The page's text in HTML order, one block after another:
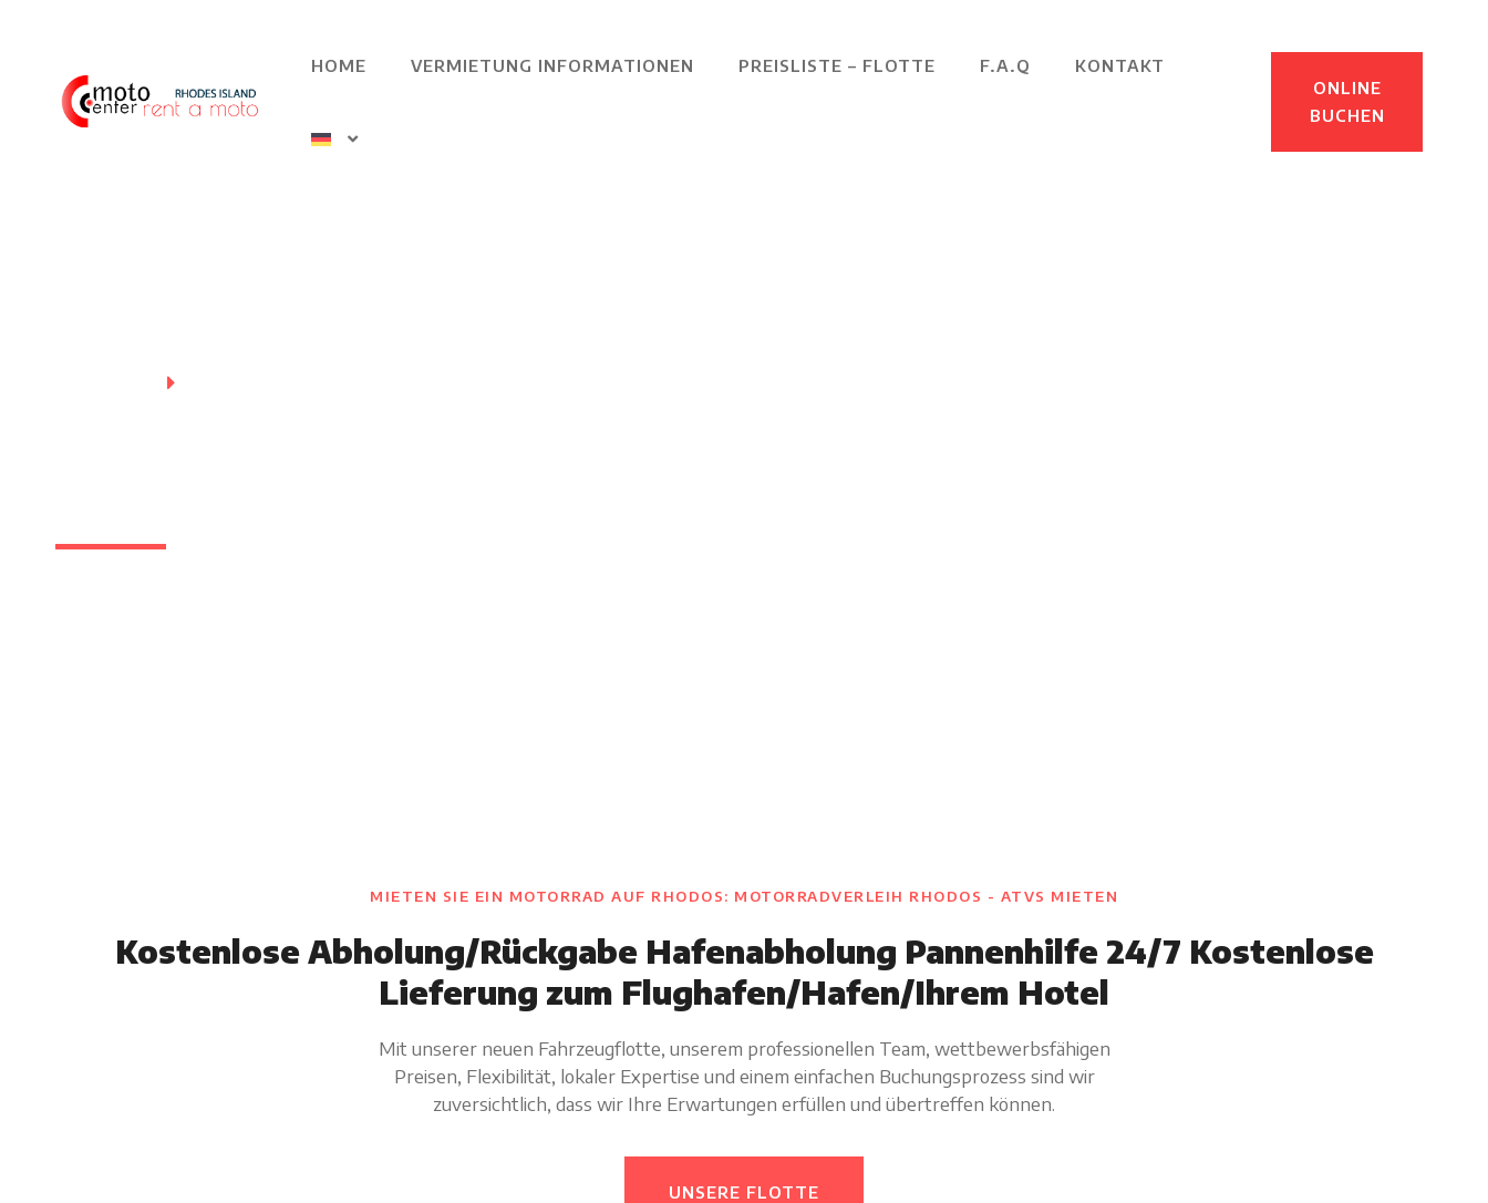
HOME VERMIETUNG INFORMATIONEN PREISLISTE – FLOTTE F.A.Q
KONTAKT
ONLINE
BUCHEN
MIETEN SIE EIN MOTORRAD AUF RHODOS: MOTORRADVERLEIH RHODOS - ATVS MIETEN
Kostenlose Abholung/Rückgabe Hafenabholung Pannenhilfe 24/7 Kostenlose
Lieferung zum Flughafen/Hafen/Ihrem Hotel
Mit unserer neuen Fahrzeugflotte, unserem professionellen Team, wettbewerbsfähigen
Preisen, Flexibilität, lokaler Expertise und einem einfachen Buchungsprozess sind wir
zuversichtlich, dass wir Ihre Erwartungen erfüllen und übertreffen können.
UNSERE FLOTTE